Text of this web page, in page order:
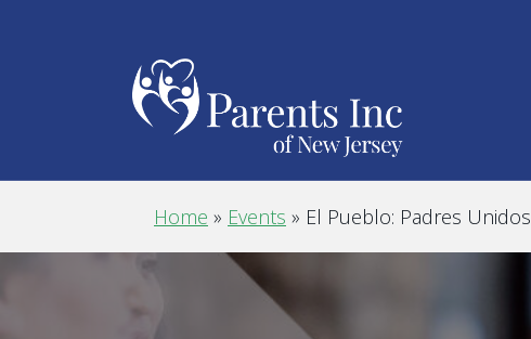
Home » Events » El Pueblo: Padres Unidos